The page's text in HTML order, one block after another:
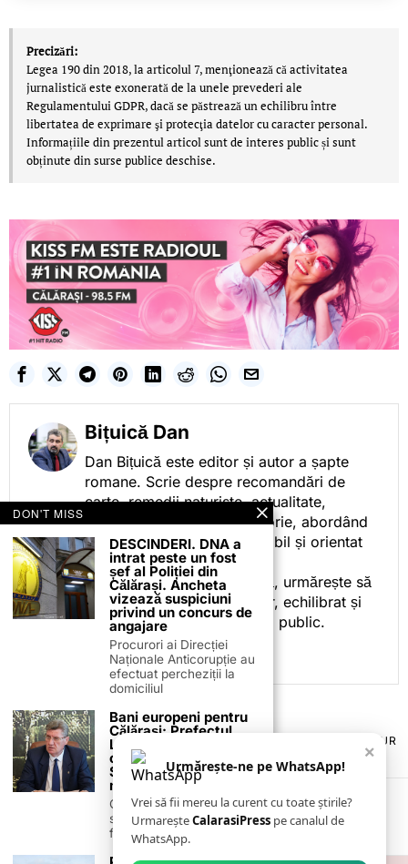
Precizări:
Legea 190 din 2018, la articolul 7, menţionează că activitatea
jurnalistică este exonerată de la unele prevederi ale
Regulamentului GDPR, dacă se păstrează un echilibru între
libertatea de exprimare şi protecţia datelor cu caracter personal.
Informațiile din prezentul articol sunt de interes public și sunt
obținute din surse publice deschise.
Bițuică Dan
Dan Bițuică este editor și autor a șapte
romane. Scrie despre recomandări de
carte, remedii naturiste, actualitate,
cotidian politic, sport și istorie, abordând
subiectele într-un stil accesibil și orientat
spre informare.
Prin activitatea sa editorială, urmărește să
ofere cititorilor conținut clar, echilibrat și
relevant, adaptat interesului public.
TERMENI ȘI CONDIȚII
POLITICA DE ANULARE & RETUR
PUBLICITATE ONLINE & TIPĂRITĂ
CONTACT
ZIARUL ANUNȚUL CĂLĂRĂȘEAN
×
Urmărește-ne pe WhatsApp!
Vrei să fii mereu la curent cu toate știrile?
UrmareșteCalarasiPress pe canalul de
WhatsApp.
DON'T MISS
DESCINDERI. DNA a
intrat peste un fost
șef al Poliției din
Călărași. Ancheta
vizează suspiciuni
privind un concurs de
angajare
Procurori ai Direcției
Naționale Anticorupție au
efectuat percheziții la
domiciliul
Bani europeni pentru
Călărași: Prefectul
Laurențiu State anunță
colaborarea cu ADR
Sud-Muntenia pentru
noi finanțări
Călărașul se pregătește
să intre pe harta
finanțărilor europene, cu